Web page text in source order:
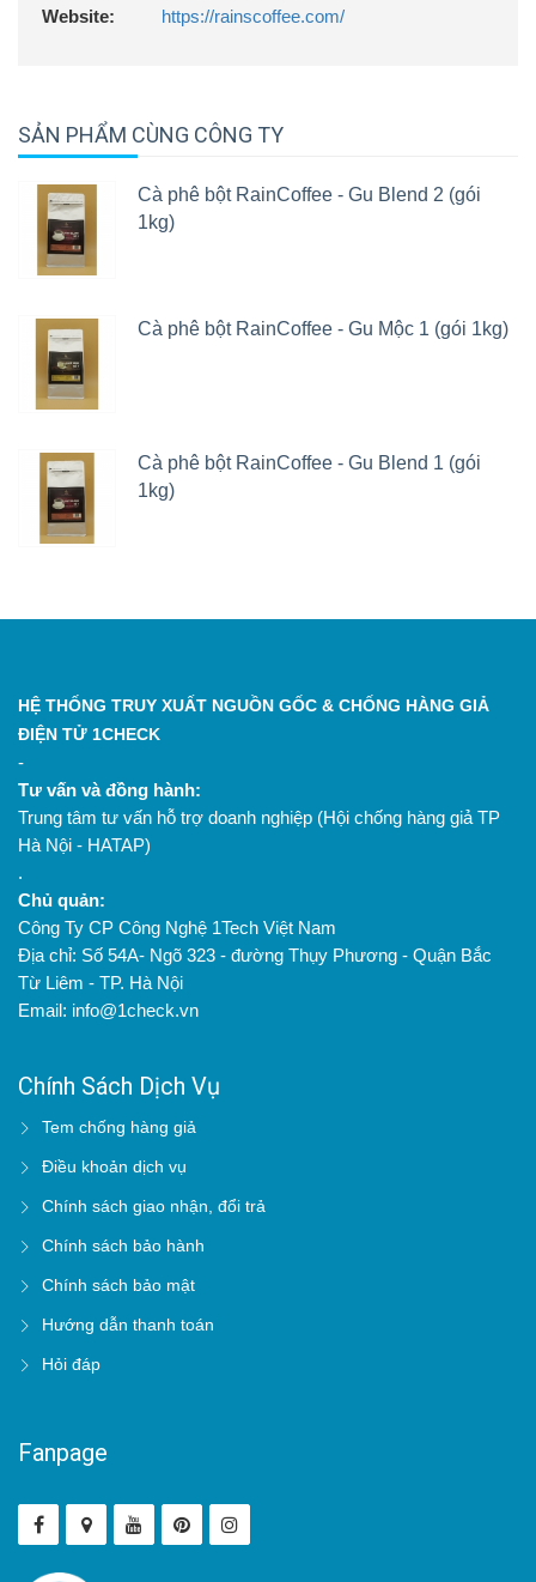
Website:
https://rainscoffee.com/
SẢN PHẨM CÙNG CÔNG TY
Cà phê bột RainCoffee - Gu Blend 2 (gói
1kg)
Cà phê bột RainCoffee - Gu Mộc 1 (gói 1kg)
Cà phê bột RainCoffee - Gu Blend 1 (gói
1kg)
HỆ THỐNG TRUY XUẤT NGUỒN GỐC & CHỐNG HÀNG GIẢ
ĐIỆN TỬ 1CHECK
-
Tư vấn và đồng hành:
Trung tâm tư vấn hỗ trợ doanh nghiệp (Hội chống hàng giả TP
Hà Nội - HATAP)
.
Chủ quản:
Công Ty CP Công Nghệ 1Tech Việt Nam
Địa chỉ: Số 54A- Ngõ 323 - đường Thụy Phương - Quận Bắc
Từ Liêm - TP. Hà Nội
Email: info@1check.vn
Chính Sách Dịch Vụ
Tem chống hàng giả
Điều khoản dịch vụ
Chính sách giao nhận, đổi trả
Chính sách bảo hành
Chính sách bảo mật
Hướng dẫn thanh toán
Hỏi đáp
Fanpage